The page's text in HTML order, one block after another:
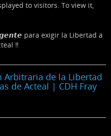
to visitors. To view it,
para exigir la Libertad a
‼️
Arbitraria de la Libertad
de Acteal | CDH Fray